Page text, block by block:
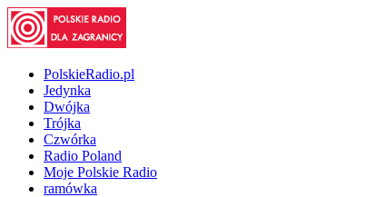
PolskieRadio.pl
Jedynka
Dwójka
Trójka
Czwórka
Radio Poland
Moje Polskie Radio
ramówka